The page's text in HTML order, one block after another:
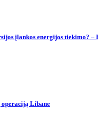
įlankos energijos tiekimo? –
Libane